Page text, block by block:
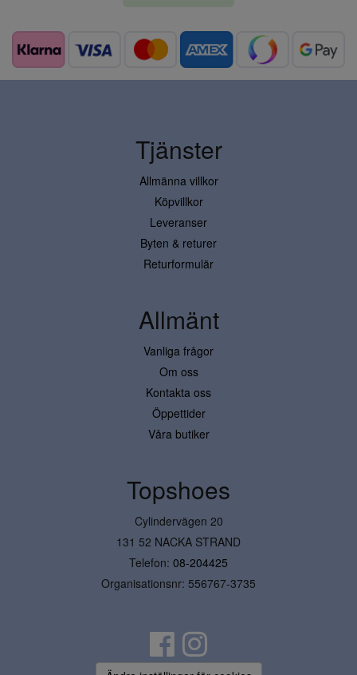
Tjänster
Allmänna villkor
Köpvillkor
Leveranser
Byten & returer
Returformulär
Allmänt
Vanliga frågor
Om oss
Kontakta oss
Öppettider
Våra butiker
Topshoes
Cylindervägen 20
131 52 NACKA STRAND
Telefon: 08-204425
Organisationsnr: 556767-3735